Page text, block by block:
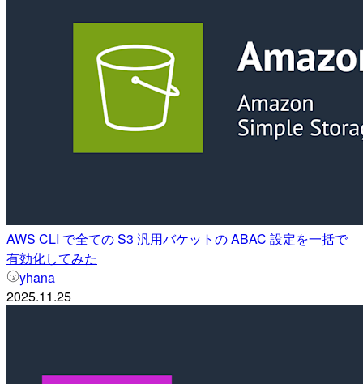
AWS CLI で全ての S3 汎用バケットの ABAC 設定を一括で
有効化してみた
yhana
2025.11.25